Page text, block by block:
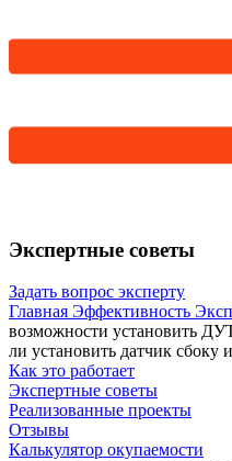
Экспертные советы
Задать вопрос эксперту
Главная Эффективность
возможности установить
ли установить датчик сбоку
Как это работает
Экспертные советы
Реализованные проекты
Отзывы
Калькулятор окупаемости